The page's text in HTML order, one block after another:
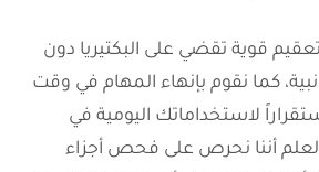
قوية تقضي على البكتيريا دون
كما نقوم بإنهاء المهام في وقت
لاستخداماتك اليومية في
أننا نحرص على فحص أجزاء